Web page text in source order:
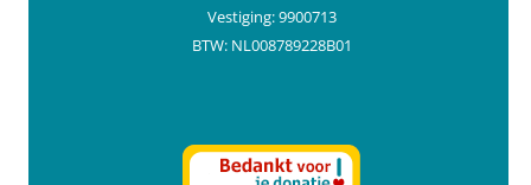
Vestiging: 9900713
BTW: NL008789228B01